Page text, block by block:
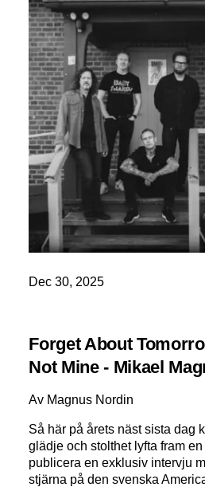
Dec 30, 2025
Forget About
Not Mine - Mikael
Av Magnus Nordin
Så här på årets näst sista dag
glädje och stolthet lyfta fram
publicera en exklusiv intervju
stjärna på den svenska